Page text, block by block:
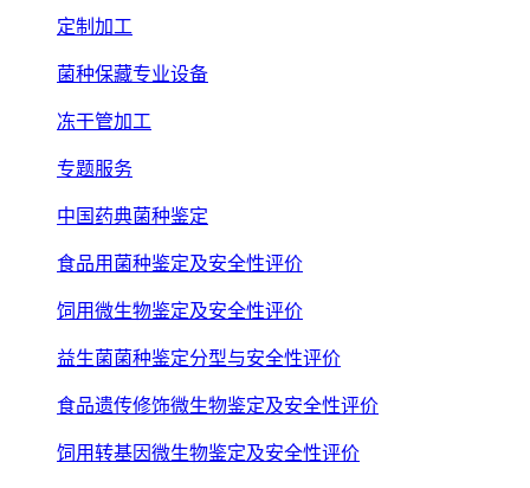
定制加工
菌种保藏专业设备
冻干管加工
专题服务
中国药典菌种鉴定
食品用菌种鉴定及安全性评价
饲用微生物鉴定及安全性评价
益生菌菌种鉴定分型与安全性评价
食品遗传修饰微生物鉴定及安全性评价
饲用转基因微生物鉴定及安全性评价